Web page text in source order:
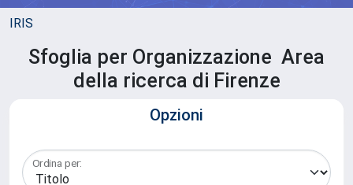
IRIS
Sfoglia per Organizzazione Area
della ricerca di Firenze
Opzioni
Ordina per: